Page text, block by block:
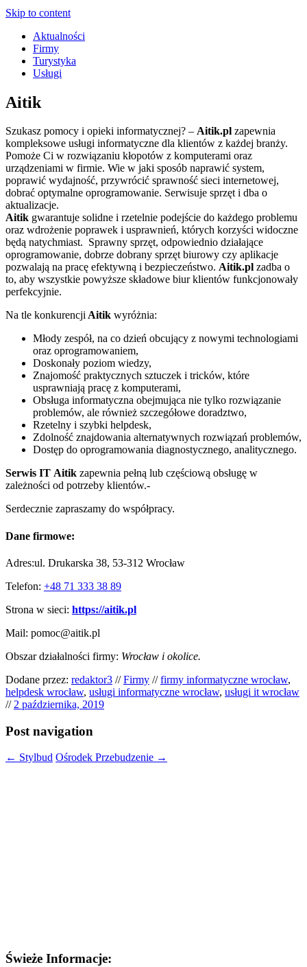
Skip to content
Aktualności
Firmy
Turystyka
Usługi
Aitik
Szukasz pomocy i opieki informatycznej? – Aitik.pl zapewnia
kompleksowe usługi informatyczne dla klientów z każdej branży.
Pomoże Ci w rozwiązaniu kłopotów z komputerami oraz
urządzeniami w firmie. Wie w jaki sposób naprawić system,
poprawić wydajność, przywrócić sprawność sieci internetowej,
dobrać optymalne oprogramowanie. Serwisuje sprzęt i dba o
aktualizacje.
Aitik gwarantuje solidne i rzetelnie podejście do każdego problemu
oraz wdrożenie poprawek i usprawnień, których korzyści widoczne
będą natychmiast. Sprawny sprzęt, odpowiednio działające
oprogramowanie, dobrze dobrany sprzęt biurowy czy aplikacje
pozwalają na pracę efektywną i bezpieczeństwo. Aitik.pl zadba o
to, aby wszystkie powyższe składowe biur klientów funkcjonowały
perfekcyjnie.
Na tle konkurencjiAitik wyróżnia:
Młody zespół, na co dzień obcujący z nowymi technologiami
oraz oprogramowaniem,
Doskonały poziom wiedzy,
Znajomość praktycznych sztuczek i tricków, które
usprawniają pracę z komputerami,
Obsługa informatyczna obejmująca nie tylko rozwiązanie
problemów, ale również szczegółowe doradztwo,
Rzetelny i szybki helpdesk,
Zdolność znajdowania alternatywnych rozwiązań problemów,
Dostęp do oprogramowania diagnostycznego, analitycznego.
Serwis IT Aitik zapewnia pełną lub częściową obsługę w
zależności od potrzeby klientów.-
Serdecznie zapraszamy do współpracy.
Dane firmowe:
Adres:ul. Drukarska 38, 53-312 Wrocław
Telefon: +48 71 333 38 89
Strona w sieci: https://aitik.pl
Mail: pomoc@aitik.pl
Obszar działalności firmy: Wrocław i okolice.
Dodane przez: redaktor3 // Firmy // firmy informatyczne wrocław,
helpdesk wrocław, usługi informatyczne wrocław, usługi it wrocław
// 2 października, 2019
Post navigation
← Stylbud Ośrodek Przebudzenie →
Świeże Informacje: